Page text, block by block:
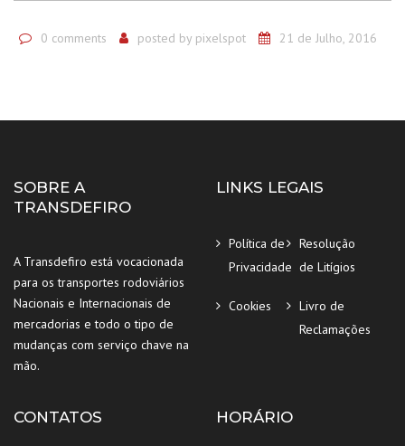
0 comments posted by pixelspot 21 de Julho, 2016
SOBRE A
TRANSDEFIRO
A Transdefiro está vocacionada
para os transportes rodoviários
Nacionais e Internacionais de
mercadorias e todo o tipo de
mudanças com serviço chave na
mão.
LINKS LEGAIS
Política de
Privacidade
Resolução
de Litígios
Cookies
Livro de
Reclamações
CONTATOS HORÁRIO